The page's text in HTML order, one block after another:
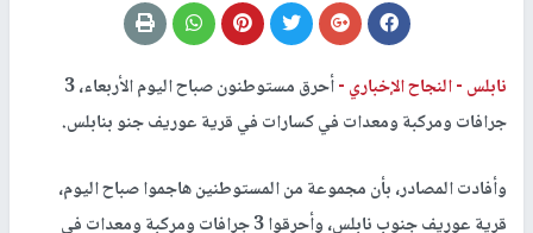
نابلس -النجاح الإخباري -
أحرق مستوطنون صباح اليوم الأربعاء، 3
جرافات ومركبة ومعدات في كسارات في قرية عوريف جنو بنابلس.
وأفادت المصادر، بأن مجموعة من المستوطنين هاجموا صباح اليوم،
قرية عوريف جنوب نابلس، وأحرقوا 3 جرافات ومركبة ومعدات في